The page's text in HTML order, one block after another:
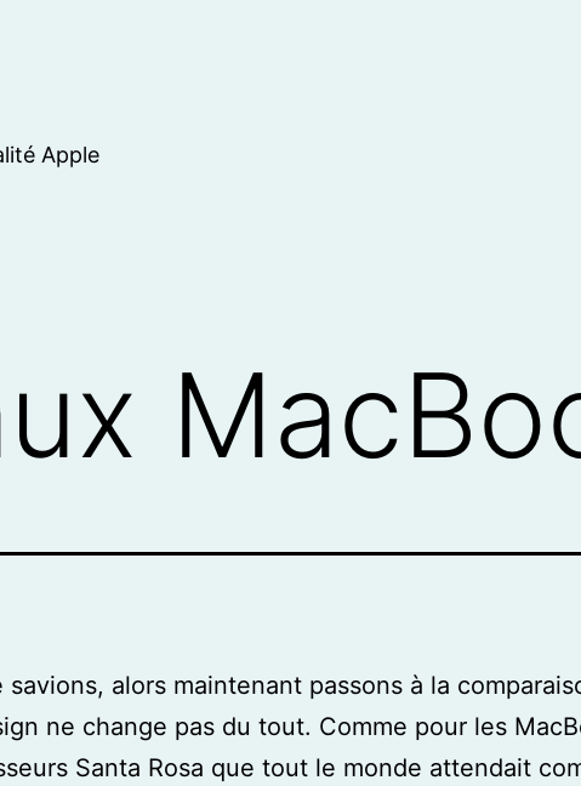
Apple
savions, alors maintenant passons à la
ne change pas du tout. Comme pour les
Santa Rosa que tout le monde attendait